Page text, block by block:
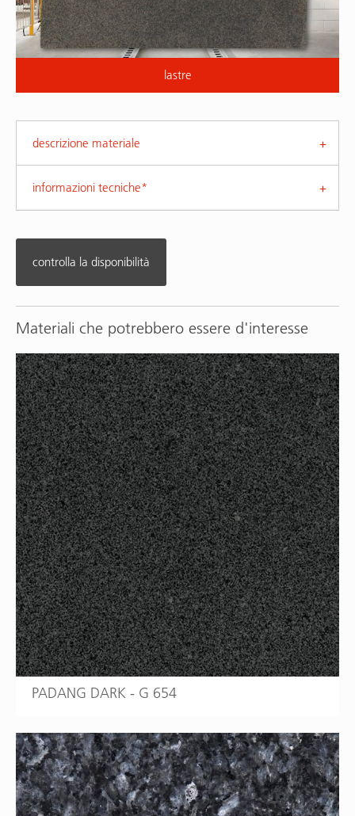
lastre
descrizione materiale
informazioni tecniche*
controlla la disponibilità
Materiali che potrebbero essere d'interesse
PADANG DARK - G 654